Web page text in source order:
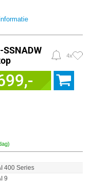
4x
400 Series
9